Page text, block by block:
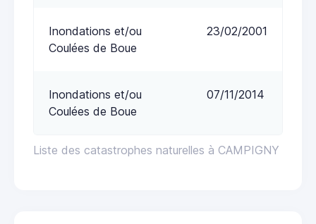
Liste des catastrophes naturelles à CAMPIGNY
Inondations et/ou
Coulées de Boue
23/02/2001
Inondations et/ou
Coulées de Boue
07/11/2014